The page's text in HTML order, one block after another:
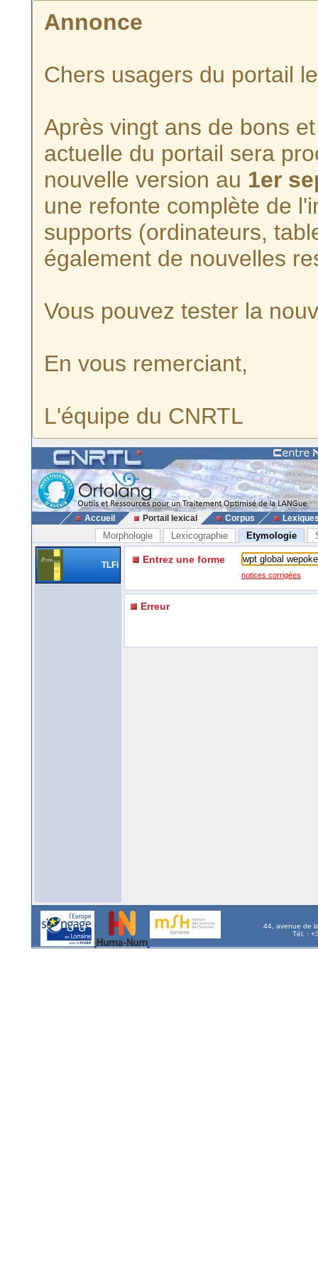
Annonce
Chers usagers du portail
Après vingt ans de bons
actuelle du portail sera
nouvelle version au 1er
une refonte complète de
supports (ordinateurs,
également de nouvelles
Vous pouvez tester la
En vous remerciant,
L'équipe du CNRTL
Accueil Portail lexical Corpus
Morphologie Lexicographie Etymologie
TLFi Entrez une forme
notices corrigées
Erreur
44, avenue de
Tél. :